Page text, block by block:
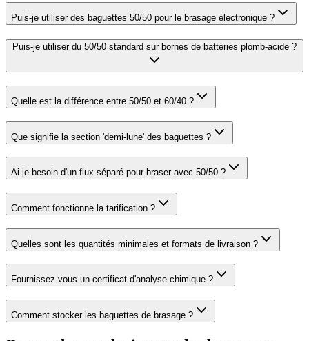
Puis-je utiliser des baguettes 50/50 pour le brasage électronique ?
Puis-je utiliser du 50/50 standard sur bornes de batteries plomb-acide ?
Quelle est la différence entre 50/50 et 60/40 ?
Que signifie la section 'demi-lune' des baguettes ?
Ai-je besoin d'un flux séparé pour braser avec 50/50 ?
Comment fonctionne la tarification ?
Quelles sont les quantités minimales et formats de livraison ?
Fournissez-vous un certificat d'analyse chimique ?
Comment stocker les baguettes de brasage ?